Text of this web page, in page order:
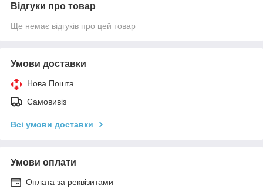
Відгуки про товар
Ще немає відгуків про цей товар
Умови доставки
Нова Пошта
Самовивіз
Всі умови доставки
Умови оплати
Оплата за реквізитами